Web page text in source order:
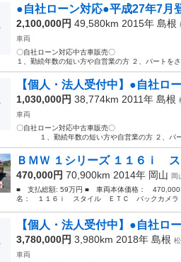
●自社ローン対応●平成27年7月
2,100,000円 49,580km 2015年 島根
車両
〇自社ローン対応中古車
１、勤続年数の短い方や自営業の方 ２、パートを
【個人・法人受付中】●自社ロ
1,030,000円 38,774km 2011年 島根
車両
〇自社ローン対応中古車
１、勤続年数の短い方や自営業の方
ＢＭＷ １シリーズ １１６ｉ
470,000円 70,900km 2014年 岡山 岡
■ 支払総額: 59万円 ■ 車両本体価格：
名： １１６ｉ スタイル ＥＴＣ バックカメ
【個人・法人受付中】●自社ロ
3,780,000円 3,980km 2018年 島根
車両